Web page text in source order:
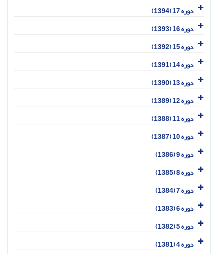
دوره 17 (1394)
دوره 16 (1393)
دوره 15 (1392)
دوره 14 (1391)
دوره 13 (1390)
دوره 12 (1389)
دوره 11 (1388)
دوره 10 (1387)
دوره 9 (1386)
دوره 8 (1385)
دوره 7 (1384)
دوره 6 (1383)
دوره 5 (1382)
دوره 4 (1381)